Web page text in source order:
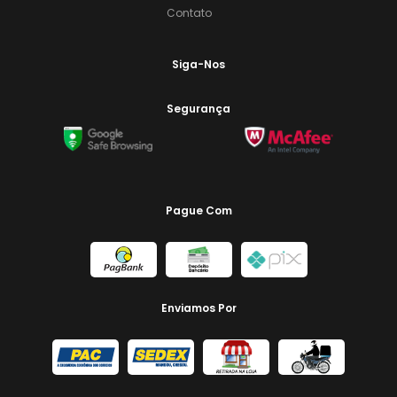
Contato
Siga-Nos
Segurança
Pague Com
Enviamos Por